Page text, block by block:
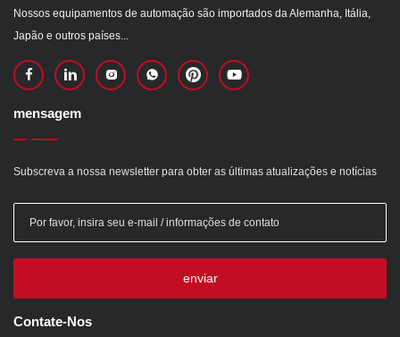
Nossos equipamentos de automação são importados da Alemanha, Itália,
Japão e outros países...
mensagem
Subscreva a nossa newsletter para obter as últimas atualizações e notícias
enviar
Contate-Nos